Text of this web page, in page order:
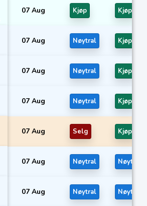
07 Aug Kjøp Kjøp
07 Aug Nøytral Kjøp
07 Aug Nøytral Kjøp
07 Aug Nøytral Kjøp
07 Aug Selg Kjøp
07 Aug Nøytral Nøytral
07 Aug Nøytral Nøytral